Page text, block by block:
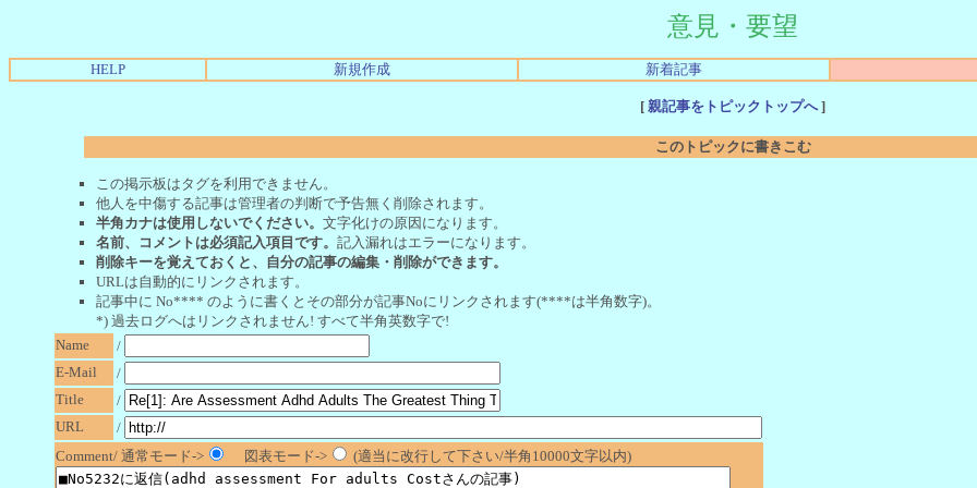
意見・要望
HELP 新規作成 新着記事
[ 親記事をトピックトップへ]
このトピックに書きこむ
この掲示板はタグを利用できません。
他人を中傷する記事は管理者の判断で予告無く削除されます。
半角カナは使用しないでください。 文字化けの原因になります。
名前、コメントは必須記入項目です。 記入漏れはエラーになります。
削除キーを覚えておくと、自分の記事の編集・削除ができます。
URLは自動的にリンクされます。
記事中に No**** のように書くとその部分が記事Noにリンクされます(****は半角数字)。
*) 過去ログへはリンクされません! すべて半角英数字で!
Name
/
E-Mail
/
Title
/
URL
/
Comment/ 通常モード->
図表モード-> (適当に改行して下さい/半角10000文字以内)